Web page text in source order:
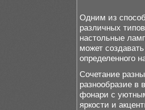
Одним из
различных
настольные
может
определенного
Сочетание
разнообразие в
фонари с
яркости и